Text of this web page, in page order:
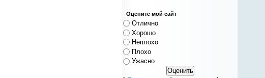
Оцените мой сайт
Отлично
Хорошо
Неплохо
Плохо
Ужасно